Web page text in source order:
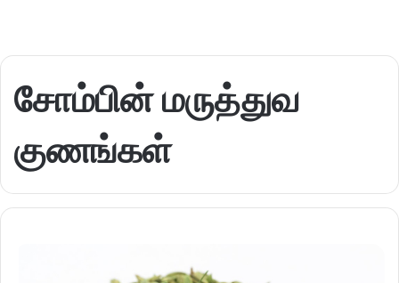
சோம்பின் மருத்துவ
குணங்கள்